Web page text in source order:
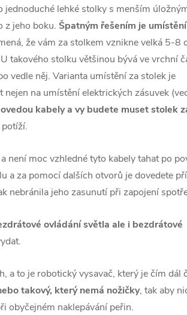
jednoduché lehké stolky s menším
z jeho boku. Špatným řešením je
že vám za stolkem vznikne velká 5-8
U takového stolku většinou bývá ve vrchní
vedle něj. Varianta umístění za stolek je
nejen na umístění elektrických zásuvek
kabely a vy budete muset stolek
není moc vzhledné tyto kabely tahat po
a za pomocí dalších otvorů je dovedete
nebránila jeho zasunutí při zapojení
ovládání světla ale i bezdrátové
a to je robotický vysavač, který je čím dál
takový, který nemá nožičky, tak aby
obyčejném naklepávání peřin.